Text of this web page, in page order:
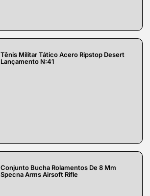
Tênis Militar Tático Acero Ripstop Desert
Lançamento N:41
Conjunto Bucha Rolamentos De 8 Mm
Specna Arms Airsoft Rifle